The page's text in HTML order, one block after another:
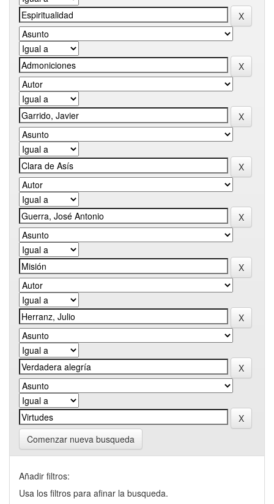
Comenzar nueva busqueda
Añadir filtros:
Usa los filtros para afinar la busqueda.